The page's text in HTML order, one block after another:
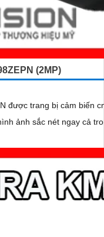
(2MP)
được trang bị cảm biến
đến hình ảnh sắc nét ngay